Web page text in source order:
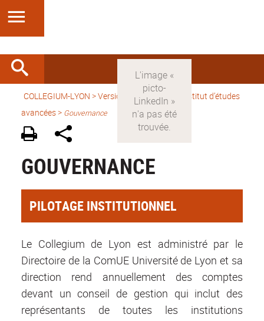
COLLEGIUM-LYON >Version française> Un Institut d’études
avancées > Gouvernance
GOUVERNANCE
PILOTAGE INSTITUTIONNEL
Le Collegium de Lyon est administré par le
Directoire de la ComUE Université de Lyon et sa
direction rend annuellement des comptes
devant un conseil de gestion qui inclut des
représentants de toutes les institutions